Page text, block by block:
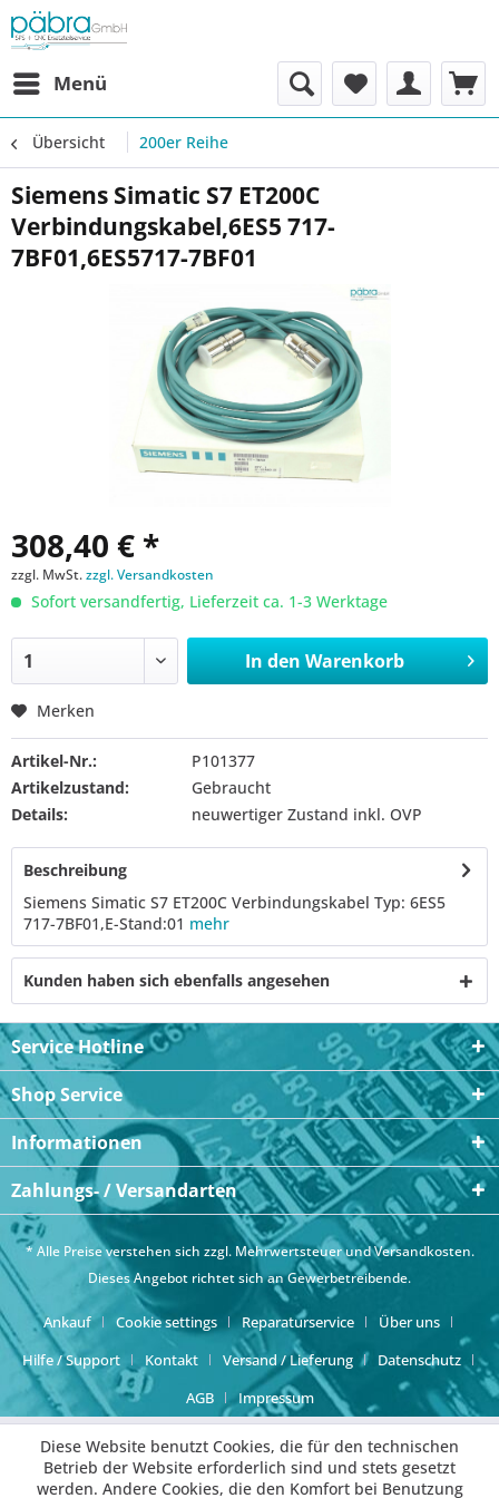
Menü
Übersicht 200er Reihe
Siemens Simatic S7 ET200C
Verbindungskabel,6ES5 717-
7BF01,6ES5717-7BF01
308,40 € *
zzgl. MwSt.zzgl. Versandkosten
Sofort versandfertig, Lieferzeit ca. 1-3 Werktage
In den Warenkorb
Merken
Artikel-Nr.:
P101377
Artikelzustand:
Gebraucht
Details:
neuwertiger Zustand inkl. OVP
Beschreibung
Siemens Simatic S7 ET200C Verbindungskabel Typ: 6ES5
717-7BF01,E-Stand:01 mehr
Kunden haben sich ebenfalls angesehen
Service Hotline
Shop Service
Informationen
Zahlungs- / Versandarten
* Alle Preise verstehen sich zzgl. Mehrwertsteuer undVersandkosten.
Dieses Angebot richtet sich an Gewerbetreibende.
Ankauf Cookie settings Reparaturservice
Über uns
Hilfe / Support
Kontakt Versand / Lieferung
Datenschutz
AGB
Impressum
Diese Website benutzt Cookies, die für den technischen
Betrieb der Website erforderlich sind und stets gesetzt
werden. Andere Cookies, die den Komfort bei Benutzung